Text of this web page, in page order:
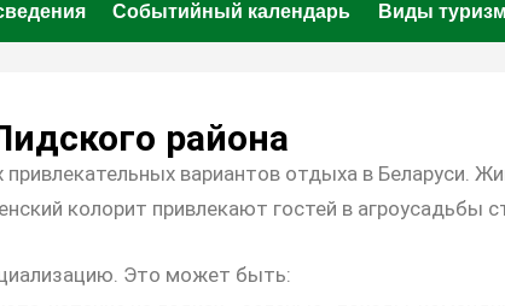
t
d
a
Событийный календарь Виды
района
вариантов отдыха в Беларуси.
колорит привлекают гостей в агроусадьбы
Это может быть: